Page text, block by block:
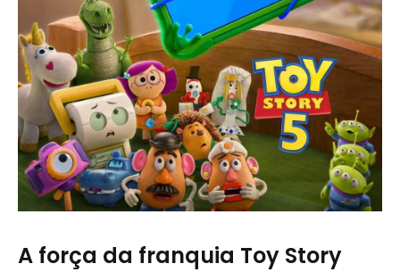
A força da franquia Toy Story